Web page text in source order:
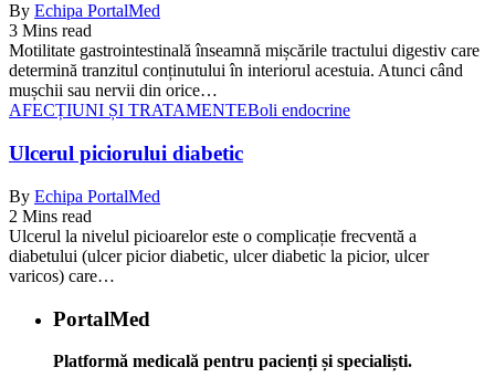
By Echipa PortalMed
3 Mins read
Motilitate gastrointestinală înseamnă mișcările tractului digestiv care
determină tranzitul conținutului în interiorul acestuia. Atunci când
mușchii sau nervii din orice…
AFECȚIUNI ȘI TRATAMENTEBoli endocrine
Ulcerul piciorului diabetic
By Echipa PortalMed
2 Mins read
Ulcerul la nivelul picioarelor este o complicație frecventă a
diabetului (ulcer picior diabetic, ulcer diabetic la picior, ulcer
varicos) care…
PortalMed
Platformă medicală pentru pacienți și specialiști.